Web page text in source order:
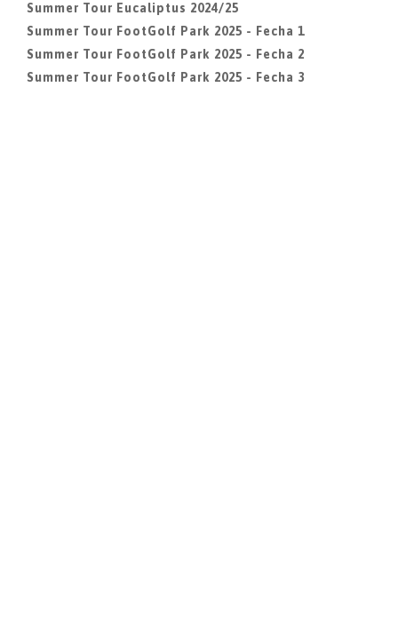
Summer Tour Eucaliptus 2024/25
Summer Tour FootGolf Park 2025 - Fecha 1
Summer Tour FootGolf Park 2025 - Fecha 2
Summer Tour FootGolf Park 2025 - Fecha 3